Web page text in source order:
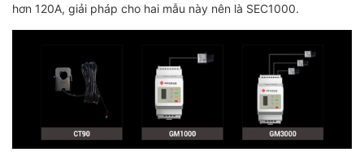
hơn 120A, giải pháp cho hai mẫu này nên là SEC1000.